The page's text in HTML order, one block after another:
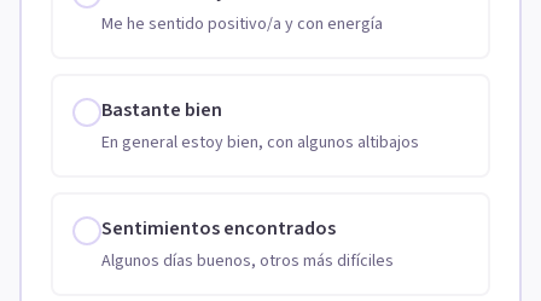
Me he sentido positivo/a y con energía
Bastante bien
En general estoy bien, con algunos altibajos
Sentimientos encontrados
Algunos días buenos, otros más difíciles